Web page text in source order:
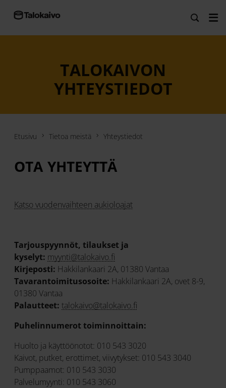
TALOKAIVON
YHTEYSTIEDOT
Etusivu Tietoa meistä Yhteystiedot
OTA YHTEYTTÄ
Katso vuodenvaihteen aukioloajat
Tarjouspyynnöt, tilaukset ja
kyselyt: myynti@talokaivo.fi
Kirjeposti: Hakkilankaari 2A, 01380 Vantaa
Tavarantoimitusosoite: Hakkilankaari 2A, ovet 8-9,
01380 Vantaa
Palautteet: talokaivo@talokaivo.fi
Puhelinnumerot toiminnoittain:
Huolto ja käyttöönotot: 010 543 3020
Kaivot, putket, erottimet, viivytykset: 010 543 3040
Pumppaamot: 010 543 3030
Palvelumyynti: 010 543 3060